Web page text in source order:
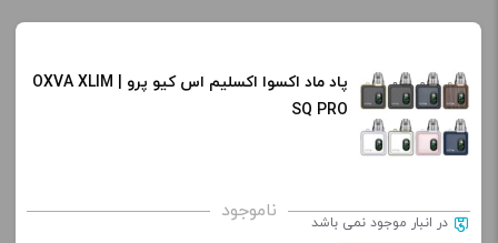
پاد ماد اکسوا اکسلیم اس کیو پرو | OXVA XLIM
SQ PRO
ناموجود در انبار موجود نمی باشد